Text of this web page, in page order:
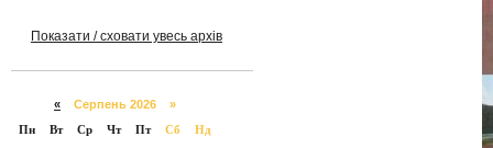
Показати / сховати увесь архів
« Серпень 2026 »
Пн
Вт Ср Чт Пт Сб Нд